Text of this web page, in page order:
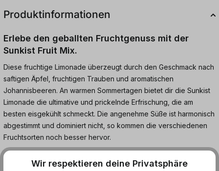
Produktinformationen
Erlebe den geballten Fruchtgenuss mit der
Sunkist Fruit Mix.
Diese fruchtige Limonade überzeugt durch den Geschmack nach
saftigen Äpfel, fruchtigen Trauben und aromatischen
Johannisbeeren. An warmen Sommertagen bietet dir die Sunkist
Limonade die ultimative und prickelnde Erfrischung, die am
besten eisgekühlt schmeckt. Die angenehme Süße ist harmonisch
abgestimmt und dominiert nicht, so kommen die verschiedenen
Fruchtsorten noch besser hervor.
Die handliche 0,33 Liter Dose ist perfekt für unterwegs geeignet
Wir respektieren deine Privatsphäre